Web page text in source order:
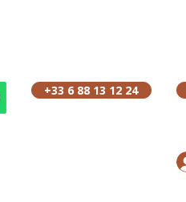
+33 6 88 13 12 24